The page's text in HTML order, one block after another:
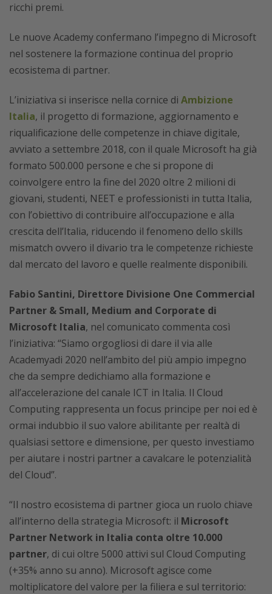
ricchi premi.
Le nuove Academy confermano l’impegno di Microsoft
nel sostenere la formazione continua del proprio
ecosistema di partner.
L’iniziativa si inserisce nella cornice di Ambizione
Italia, il progetto di formazione, aggiornamento e
riqualificazione delle competenze in chiave digitale,
avviato a settembre 2018, con il quale Microsoft ha già
formato 500.000 persone e che si propone di
coinvolgere entro la fine del 2020 oltre 2 milioni di
giovani, studenti, NEET e professionisti in tutta Italia,
con l’obiettivo di contribuire all’occupazione e alla
crescita dell’Italia, riducendo il fenomeno dello skills
mismatch ovvero il divario tra le competenze richieste
dal mercato del lavoro e quelle realmente disponibili.
Fabio Santini, Direttore Divisione One Commercial
Partner & Small, Medium and Corporate di
Microsoft Italia, nel comunicato commenta così
l’iniziativa: “Siamo orgogliosi di dare il via alle
Academyadi 2020 nell’ambito del più ampio impegno
che da sempre dedichiamo alla formazione e
all’accelerazione del canale ICT in Italia. Il Cloud
Computing rappresenta un focus principe per noi ed è
ormai indubbio il suo valore abilitante per realtà di
qualsiasi settore e dimensione, per questo investiamo
per aiutare i nostri partner a cavalcare le potenzialità
del Cloud”.
“Il nostro ecosistema di partner gioca un ruolo chiave
all’interno della strategia Microsoft: il Microsoft
Partner Network in Italia conta oltre 10.000
partner, di cui oltre 5000 attivi sul Cloud Computing
(+35% anno su anno). Microsoft agisce come
moltiplicatore del valore per la filiera e sul territorio: